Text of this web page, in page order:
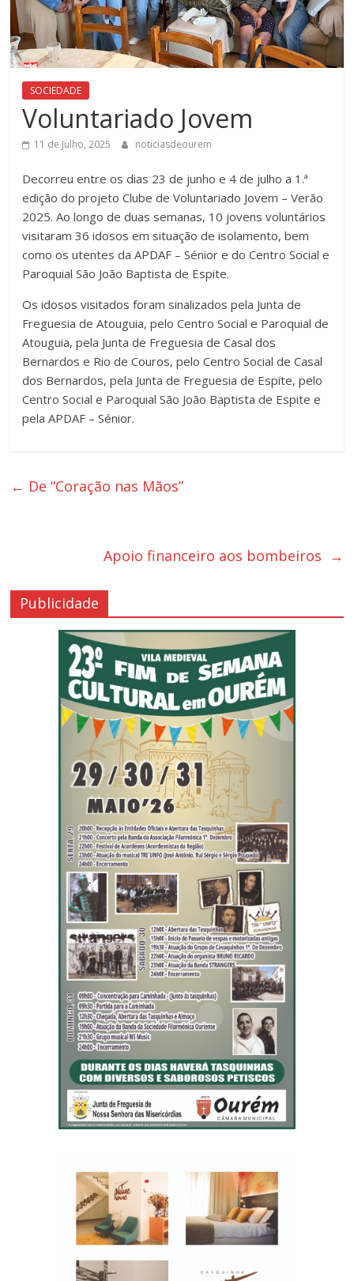
SOCIEDADE
Voluntariado Jovem
11 de Julho, 2025 noticiasdeourem
Decorreu entre os dias 23 de junho e 4 de julho a 1.ª
edição do projeto Clube de Voluntariado Jovem – Verão
2025. Ao longo de duas semanas, 10 jovens voluntários
visitaram 36 idosos em situação de isolamento, bem
como os utentes da APDAF – Sénior e do Centro Social e
Paroquial São João Baptista de Espite.
Os idosos visitados foram sinalizados pela Junta de
Freguesia de Atouguia, pelo Centro Social e Paroquial de
Atouguia, pela Junta de Freguesia de Casal dos
Bernardos e Rio de Couros, pelo Centro Social de Casal
dos Bernardos, pela Junta de Freguesia de Espite, pelo
Centro Social e Paroquial São João Baptista de Espite e
pela APDAF – Sénior.
← De “Coração nas Mãos”
Apoio financeiro aos bombeiros →
Publicidade